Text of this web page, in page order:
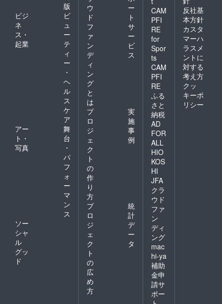
様子を
動画
（MP4
デー
タ）で
送付 ※
試写会
の会場
によっ
ては別
途ドリ
ンク代
等をい
ただく
版
ビジ
ネ
ス・
起業
ビ
ュ
ー
テ
ィ
ー
・
ヘ
ル
ス
ケ
ア
アー
ト・
写真
舞
台
・
パ
フ
ォ
ー
マ
ン
ス
ソー
シャ
ル
グッ
ド
ウ
ド
フ
ァ
ン
デ
ィ
ン
グ
と
は
ー
ト
サ
ー
ビ
ス
プ
ロ
ジ
ェ
ク
ト
の
作
り
方
実
施
事
例
プ
ロ
ジ
ェ
ク
ト
の
広
め
方
統
計
デ
ー
タ
CAM
PFI
RE
for
Spor
ts
CAM
PFI
RE
ふる
さと
納税
AD
FOR
ALL
HIO
KOS
HI
JFA
クラ
ウド
ファ
ン
ディ
ング
mac
hi-ya
補助
金申
請サ
ポー
反社基
本方針
カスタ
マーハ
ラスメ
ントに
対する
考え方
クッ
キーポ
リシー